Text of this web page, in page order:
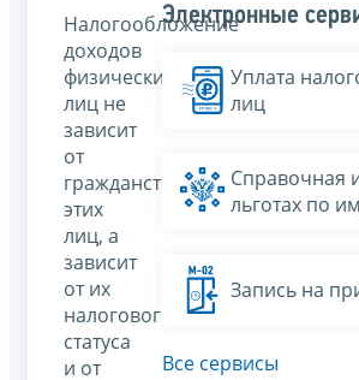
Налогообложение
доходов
физических
лиц не
зависит
от
гражданства
этих
лиц, а
зависит
от их
налогового
статуса
и от
Электронные
Уплата
лиц
Справочная
льготах по
Запись на
Все сервисы